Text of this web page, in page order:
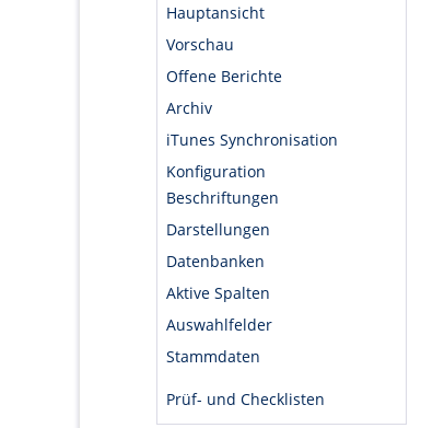
Hauptansicht
Vorschau
Offene Berichte
Archiv
iTunes Synchronisation
Konfiguration
Beschriftungen
Darstellungen
Datenbanken
Aktive Spalten
Auswahlfelder
Stammdaten
Prüf- und Checklisten